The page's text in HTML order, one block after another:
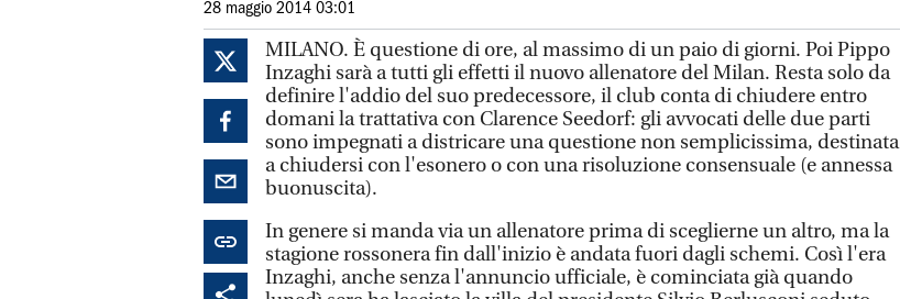
28 maggio 2014 03:01
MILANO. È questione di ore, al massimo di un paio di giorni. Poi Pippo
Inzaghi sarà a tutti gli effetti il nuovo allenatore del Milan. Resta solo da
definire l'addio del suo predecessore, il club conta di chiudere entro
domani la trattativa con Clarence Seedorf: gli avvocati delle due parti
sono impegnati a districare una questione non semplicissima, destinata
a chiudersi con l'esonero o con una risoluzione consensuale (e annessa
buonuscita).
In genere si manda via un allenatore prima di sceglierne un altro, ma la
stagione rossonera fin dall'inizio è andata fuori dagli schemi. Così l'era
Inzaghi, anche senza l'annuncio ufficiale, è cominciata già quando